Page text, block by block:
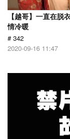
【越哥】一直在脱
情冷暖
# 342
2020-09-16 11:47